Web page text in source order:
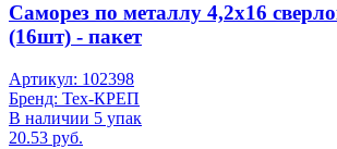
Саморез по металлу 4,2х16
(16шт) - пакет
Артикул: 102398
Бренд: Тех-КРЕП
В наличии 5 упак
20.53 руб.